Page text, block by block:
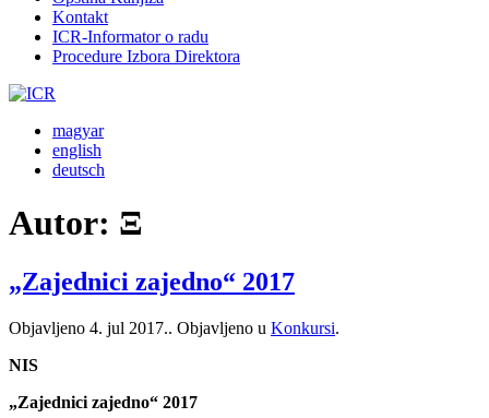
Kontakt
ICR-Informator o radu
Procedure Izbora Direktora
magyar
english
deutsch
Autor: Ξ
„Zajednici zajedno“ 2017
Objavljeno 4. jul 2017.. Objavljeno u Konkursi.
NIS
„Zajednici zajedno“ 2017